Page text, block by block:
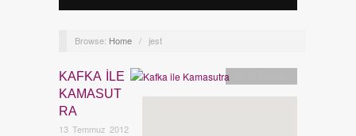
Browse: Home / jest
KAFKA ILE
KAMASUT
RA
13 Temmuz 2012